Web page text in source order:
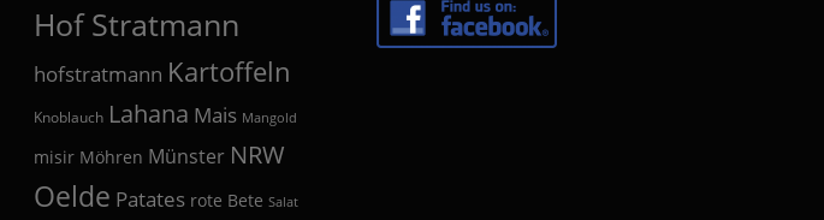
Hof Stratmann
hofstratmann Kartoffeln
Knoblauch Lahana Mais Mangold
misir Möhren Münster NRW
Oelde Patates rote Bete Salat